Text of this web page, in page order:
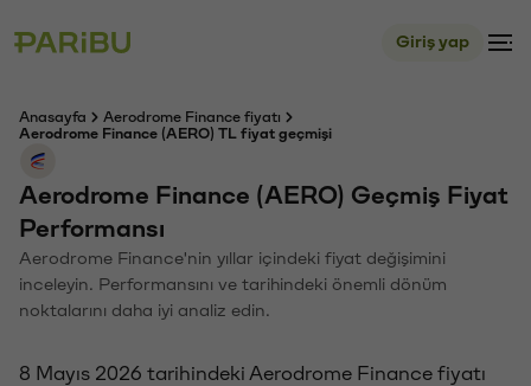
Giriş yap
Anasayfa
Aerodrome Finance fiyatı
Aerodrome Finance (AERO) TL fiyat geçmişi
Aerodrome Finance (AERO) Geçmiş Fiyat
Performansı
Aerodrome Finance'nin yıllar içindeki fiyat değişimini
inceleyin. Performansını ve tarihindeki önemli dönüm
noktalarını daha iyi analiz edin.
8 Mayıs 2026 tarihindeki Aerodrome Finance fiyatı